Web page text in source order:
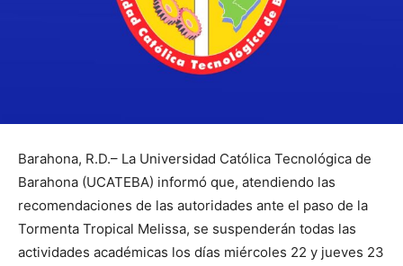
Barahona, R.D.– La Universidad Católica Tecnológica de
Barahona (UCATEBA) informó que, atendiendo las
recomendaciones de las autoridades ante el paso de la
Tormenta Tropical Melissa, se suspenderán todas las
actividades académicas los días miércoles 22 y jueves 23